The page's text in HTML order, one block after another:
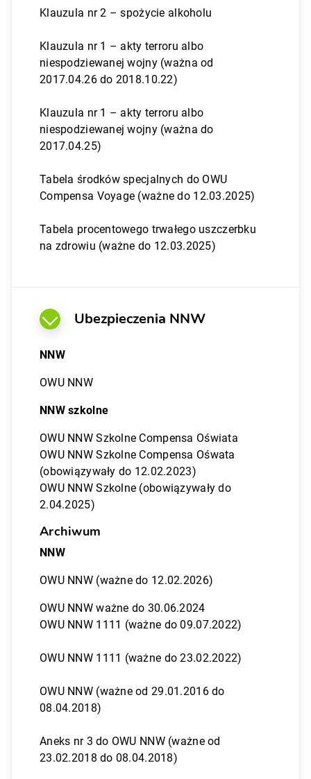
Klauzula nr 2 – spożycie alkoholu
Klauzula nr 1 – akty terroru albo
niespodziewanej wojny (ważna od
2017.04.26 do 2018.10.22)
Klauzula nr 1 – akty terroru albo
niespodziewanej wojny (ważna do
2017.04.25)
Tabela środków specjalnych do OWU
Compensa Voyage (ważne do 12.03.2025)
Tabela procentowego trwałego uszczerbku
na zdrowiu (ważne do 12.03.2025)
Ubezpieczenia NNW
NNW
OWU NNW
NNW szkolne
OWU NNW Szkolne Compensa Oświata
OWU NNW Szkolne Compensa Ośwata
(obowiązywały do 12.02.2023)
OWU NNW Szkolne (obowiązywały do
2.04.2025)
Archiwum
NNW
OWU NNW (ważne do 12.02.2026)
OWU NNW ważne do 30.06.2024
OWU NNW 1111 (ważne do 09.07.2022)
OWU NNW 1111 (ważne do 23.02.2022)
OWU NNW (ważne od 29.01.2016 do
08.04.2018)
Aneks nr 3 do OWU NNW (ważne od
23.02.2018 do 08.04.2018)